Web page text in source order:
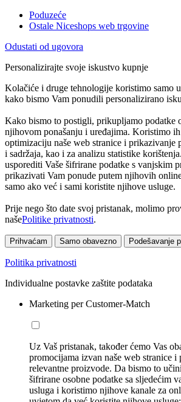
Poduzeće
Ostale Niceshops web trgovine
Odustati od ugovora
Personalizirajte svoje iskustvo kupnje
Kolačiće i druge tehnologije koristimo samo
kako bismo Vam ponudili personalizirano
Kako bismo to postigli, prikupljamo podatke
njihovom ponašanju i uređajima. Koristimo
optimizaciju naše web stranice i prikazivanje
i sadržaja, kao i za analizu statistike
usporediti Vaše šifrirane podatke s vanjskim
prikazivati Vam ponude putem njihovih
samo ako već i sami koristite njihove usluge.
Prije nego što date svoj pristanak, molimo
našePolitike privatnosti.
Prihvaćam Samo obavezno Podešavanje
Politika privatnosti
Individualne postavke zaštite podataka
Marketing per Customer-Match
Uz Vaš pristanak, također ćemo Vas
promocijama izvan naše web stranice i
relevantne proizvode. Da bismo to
šifrirane osobne podatke sa sljedećim
usluga i koristimo njihove kanale za